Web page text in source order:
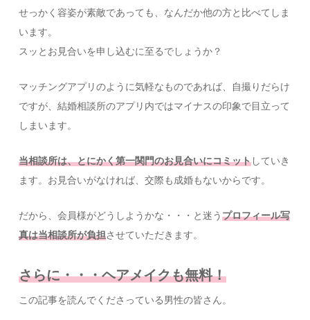
せっかく容姿が素敵であっても、なんだか他の方と比べてしま
います。
スッとお見合いを申し込むに至るでしょうか？
マッチングアプリのように気軽なものであれば、自撮りだらけ
ですが、結婚相談所のアプリ内ではマイナスの印象で目立って
しまいます。
当相談所は、とにかく第一関門のお見合いにコミットしていき
ます。お見合いがなければ、交際も成婚もないからです。
だから、会員様がどうしようかな・・・と迷うプロフィール写
真は当相談所が負担させていただきます。
さらに・・・ヘアメイクも無料！
この記事を読んでくださっている男性の皆さん。